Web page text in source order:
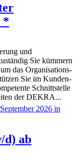
*
und
Sie kümmern
das Organisations-
Sie im Kunden-
Schnittstelle
der DEKRA...
d) ab